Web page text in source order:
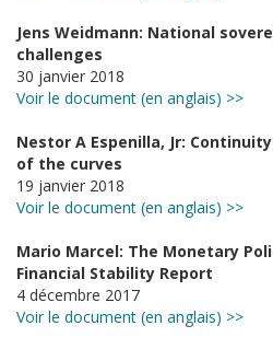
Jens Weidmann: National
challenges
30 janvier 2018
Voir le document (en anglais) >>
Nestor A Espenilla, Jr:
of the curves
19 janvier 2018
Voir le document (en anglais) >>
Mario Marcel: The Monetary
Financial Stability Report
4 décembre 2017
Voir le document (en anglais) >>